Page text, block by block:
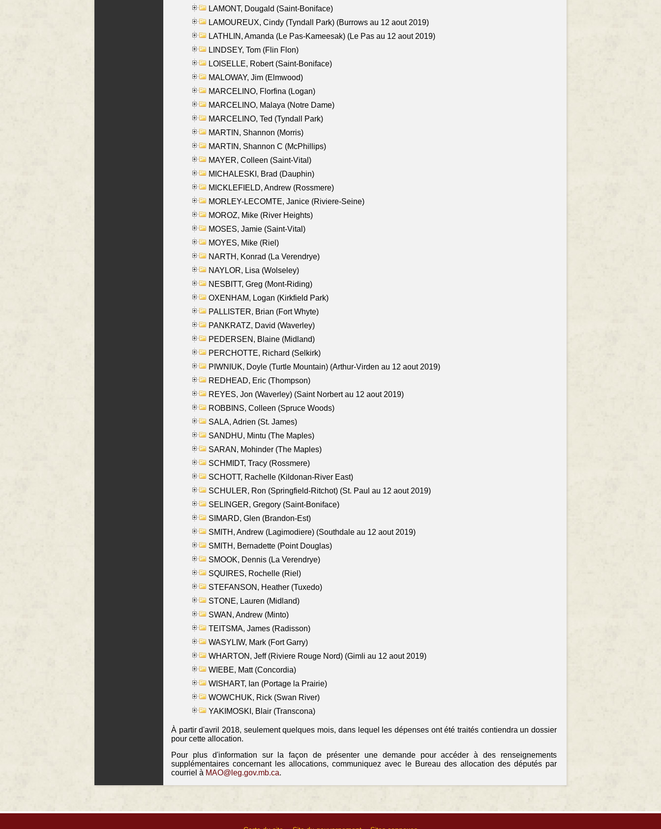
LAMONT, Dougald (Saint-Boniface)
LAMOUREUX, Cindy (Tyndall Park) (Burrows au 12 aout 2019)
LATHLIN, Amanda (Le Pas-Kameesak) (Le Pas au 12 aout 2019)
LINDSEY, Tom (Flin Flon)
LOISELLE, Robert (Saint-Boniface)
MALOWAY, Jim (Elmwood)
MARCELINO, Florfina (Logan)
MARCELINO, Malaya (Notre Dame)
MARCELINO, Ted (Tyndall Park)
MARTIN, Shannon (Morris)
MARTIN, Shannon C (McPhillips)
MAYER, Colleen (Saint-Vital)
MICHALESKI, Brad (Dauphin)
MICKLEFIELD, Andrew (Rossmere)
MORLEY-LECOMTE, Janice (Riviere-Seine)
MOROZ, Mike (River Heights)
MOSES, Jamie (Saint-Vital)
MOYES, Mike (Riel)
NARTH, Konrad (La Verendrye)
NAYLOR, Lisa (Wolseley)
NESBITT, Greg (Mont-Riding)
OXENHAM, Logan (Kirkfield Park)
PALLISTER, Brian (Fort Whyte)
PANKRATZ, David (Waverley)
PEDERSEN, Blaine (Midland)
PERCHOTTE, Richard (Selkirk)
PIWNIUK, Doyle (Turtle Mountain) (Arthur-Virden au 12 aout 2019)
REDHEAD, Eric (Thompson)
REYES, Jon (Waverley) (Saint Norbert au 12 aout 2019)
ROBBINS, Colleen (Spruce Woods)
SALA, Adrien (St. James)
SANDHU, Mintu (The Maples)
SARAN, Mohinder (The Maples)
SCHMIDT, Tracy (Rossmere)
SCHOTT, Rachelle (Kildonan-River East)
SCHULER, Ron (Springfield-Ritchot) (St. Paul au 12 aout 2019)
SELINGER, Gregory (Saint-Boniface)
SIMARD, Glen (Brandon-Est)
SMITH, Andrew (Lagimodiere) (Southdale au 12 aout 2019)
SMITH, Bernadette (Point Douglas)
SMOOK, Dennis (La Verendrye)
SQUIRES, Rochelle (Riel)
STEFANSON, Heather (Tuxedo)
STONE, Lauren (Midland)
SWAN, Andrew (Minto)
TEITSMA, James (Radisson)
WASYLIW, Mark (Fort Garry)
WHARTON, Jeff (Riviere Rouge Nord) (Gimli au 12 aout 2019)
WIEBE, Matt (Concordia)
WISHART, Ian (Portage la Prairie)
WOWCHUK, Rick (Swan River)
YAKIMOSKI, Blair (Transcona)
À partir d'avril 2018, seulement quelques mois, dans lequel les dépenses ont été traités contiendra un dossier
pour cette allocation.
Pour plus d'information sur la façon de présenter une demande pour accéder à des renseignements
supplémentaires concernant les allocations, communiquez avec le Bureau des allocation des députés par
courriel à MAO@leg.gov.mb.ca.